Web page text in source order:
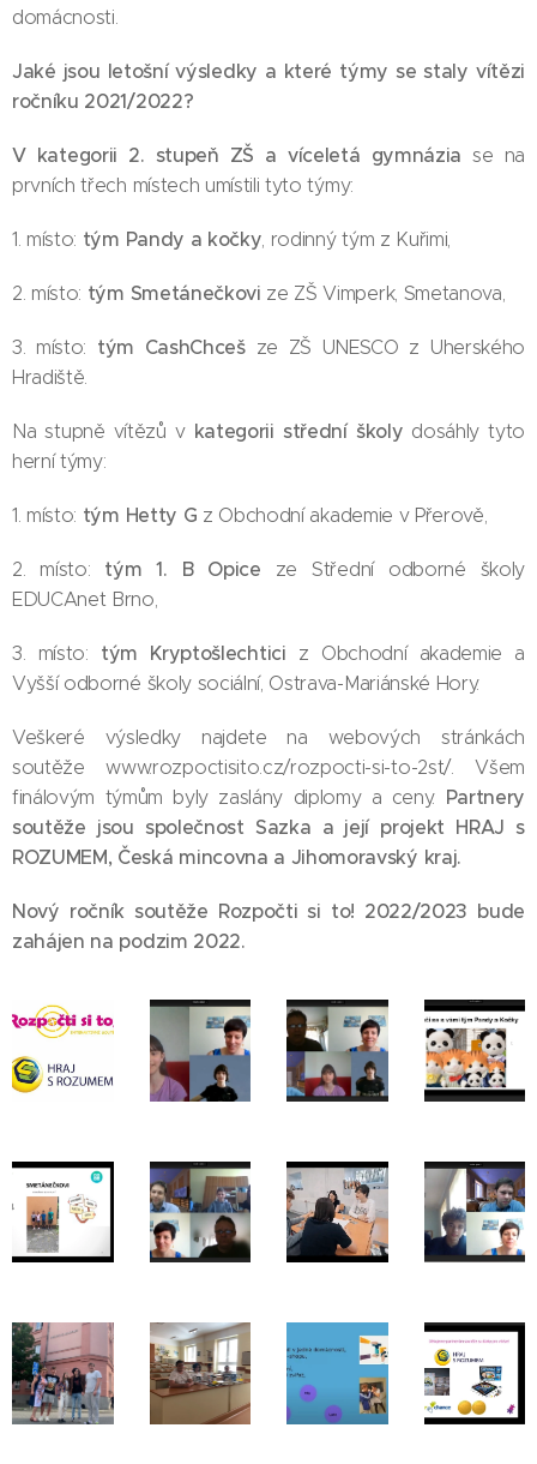
domácnosti.
Jaké jsou letošní výsledky a které týmy se staly vítězi
ročníku 2021/2022?
V kategorii 2. stupeň ZŠ a víceletá gymnáziase na
prvních třech místech umístili tyto týmy:
1. místo: tým Pandy a kočky, rodinný tým z Kuřimi,
2. místo: tým Smetánečkovi ze ZŠ Vimperk, Smetanova,
3. místo: tým CashChceš ze ZŠ UNESCO z Uherského
Hradiště.
Na stupně vítězů v kategorii střední školy dosáhly tyto
herní týmy:
1. místo: tým Hetty G z Obchodní akademie v Přerově,
2. místo: tým 1. B Opice ze Střední odborné školy
EDUCAnet Brno,
3. místo: tým Kryptošlechtici z Obchodní akademie a
Vyšší odborné školy sociální, Ostrava-Mariánské Hory.
Veškeré výsledky najdete na webových stránkách
soutěže www.rozpoctisito.cz/rozpocti-si-to-2st/. Všem
finálovým týmům byly zaslány diplomy a ceny. Partnery
soutěže jsou společnost Sazka a její projekt HRAJ s
ROZUMEM, Česká mincovna a Jihomoravský kraj.
Nový ročník soutěže Rozpočti si to! 2022/2023 bude
zahájen na podzim 2022.